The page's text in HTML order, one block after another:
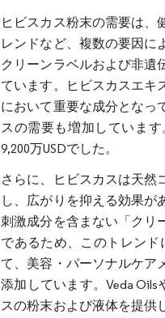
ヒビスカス粉末の需要は、
レンドなど、複数の要因に
クリーンラベルおよび非遺
ています。ヒビスカスエキ
において重要な成分となっ
スの需要も増加していま
9,200万USDでした。
さらに、ヒビスカスは天然
し、広がりを抑える効果
刺激成分を含まない「クリ
であるため、このトレン
て、美容・パーソナルケア
添加しています。Veda
スの粉末および液体を提供